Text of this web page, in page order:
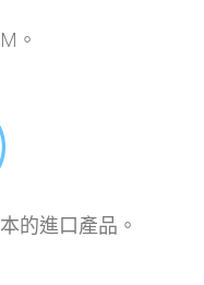
。
的進口產品。